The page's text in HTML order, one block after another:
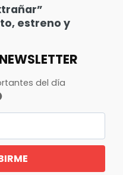
estreno y
del día